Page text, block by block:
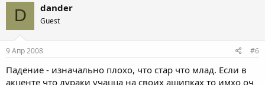
D dander
Guest
9 Апр 2008 #6
Падение - изначально плохо, что стар что млад. Если в
акценте что дураки учацца на своих ашипках то имхо оч